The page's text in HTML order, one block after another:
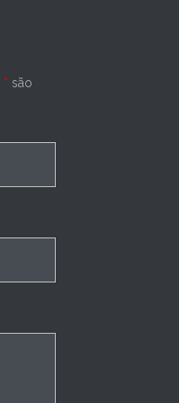
* são